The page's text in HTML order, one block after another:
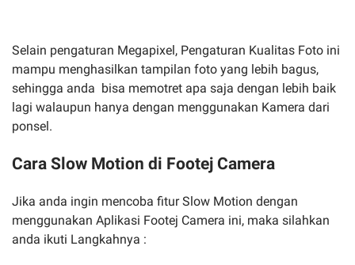
Selain pengaturan Megapixel, Pengaturan Kualitas Foto ini
mampu menghasilkan tampilan foto yang lebih bagus,
sehingga anda bisa memotret apa saja dengan lebih baik
lagi walaupun hanya dengan menggunakan Kamera dari
ponsel.
Cara Slow Motion di Footej Camera
Jika anda ingin mencoba fitur Slow Motion dengan
menggunakan Aplikasi Footej Camera ini, maka silahkan
anda ikuti Langkahnya :